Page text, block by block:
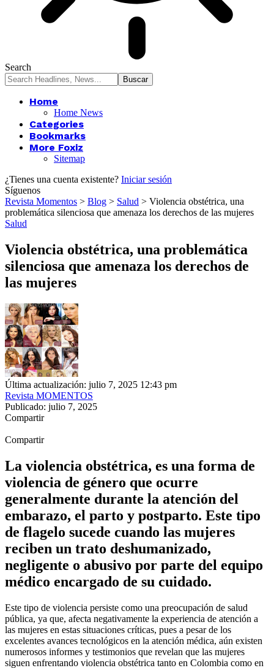
Search
Home
Home News
Categories
Bookmarks
More Foxiz
Sitemap
¿Tienes una cuenta existente? Iniciar sesión
Síguenos
Revista Momentos > Blog > Salud > Violencia obstétrica, una
problemática silenciosa que amenaza los derechos de las mujeres
Salud
Violencia obstétrica, una problemática
silenciosa que amenaza los derechos de
las mujeres
Última actualización: julio 7, 2025 12:43 pm
Revista MOMENTOS
Publicado: julio 7, 2025
Compartir
Compartir
La violencia obstétrica, es una forma de
violencia de género que ocurre
generalmente durante la atención del
embarazo, el parto y postparto. Este tipo
de flagelo sucede cuando las mujeres
reciben un trato deshumanizado,
negligente o abusivo por parte del equipo
médico encargado de su cuidado.
Este tipo de violencia persiste como una preocupación de salud
pública, ya que, afecta negativamente la experiencia de atención a
las mujeres en estas situaciones críticas, pues a pesar de los
excelentes avances tecnológicos en la atención médica, aún existen
numerosos informes y testimonios que revelan que las mujeres
siguen enfrentando violencia obstétrica tanto en Colombia como en